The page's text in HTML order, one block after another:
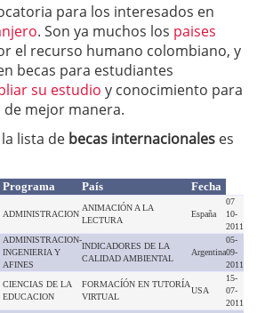
para los interesados en
. Son ya muchos los paises
el recurso humano colombiano, y
becas para estudiantes
su estudio y conocimiento para
de mejor manera.
lista de becas internacionales es
Programa País Fecha
ADMINISTRACION
ANIMACIÓN A LA
LECTURA
España
07
10-
2011
ADMINISTRACION-
INGENIERIA Y
AFINES
INDICADORES DE LA
CALIDAD AMBIENTAL
Argentina
05-
09-
2011
CIENCIAS DE LA
EDUCACION
FORMACÍÓN EN TUTORÍA
VIRTUAL
USA
15-
07-
2011